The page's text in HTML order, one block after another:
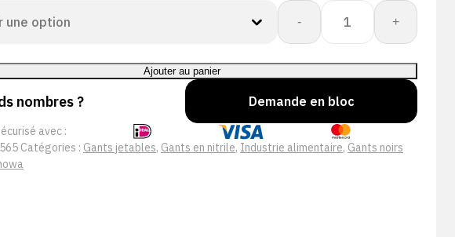
-
quantité
Showa
7565
EBT
0,15/300mm
(100st)
NIEUW
+
Ajouter au panier
nombres ? Demande en bloc
avec :
Catégories : Gants jetables, Gants en nitrile, Industrie alimentaire, Gants noirs